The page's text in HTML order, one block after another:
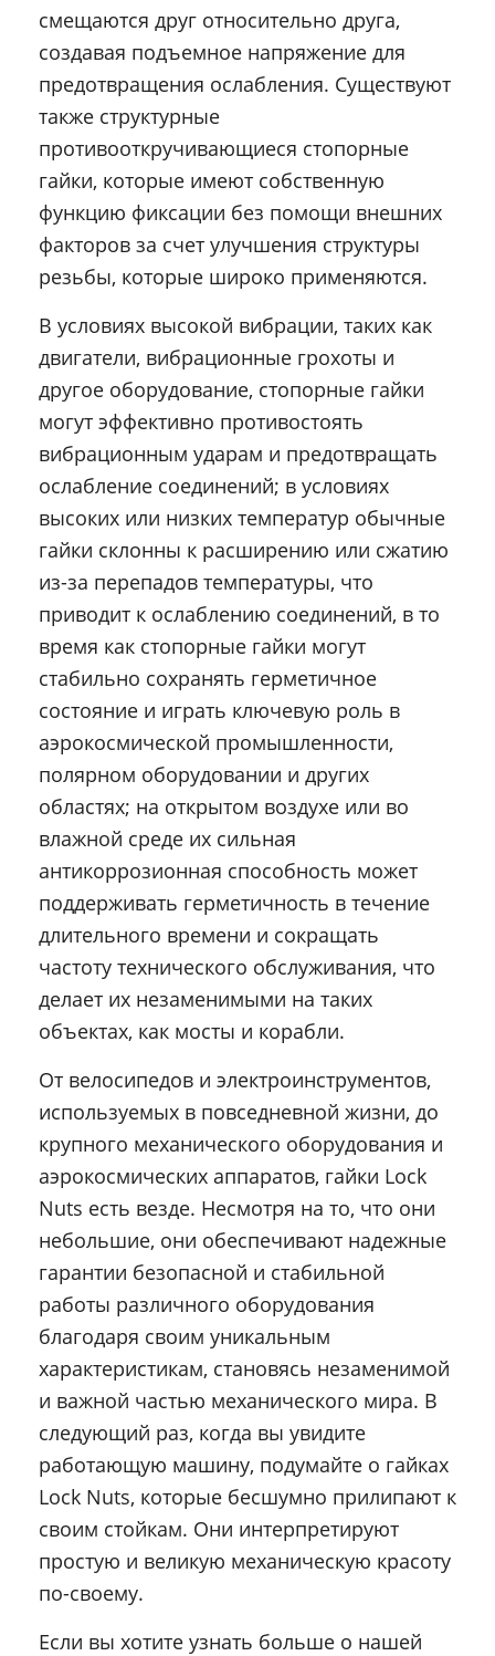
смещаются друг относительно друга,
создавая подъемное напряжение для
предотвращения ослабления. Существуют
также структурные
противооткручивающиеся стопорные
гайки, которые имеют собственную
функцию фиксации без помощи внешних
факторов за счет улучшения структуры
резьбы, которые широко применяются. ​
В условиях высокой вибрации, таких как
двигатели, вибрационные грохоты и
другое оборудование, стопорные гайки
могут эффективно противостоять
вибрационным ударам и предотвращать
ослабление соединений; в условиях
высоких или низких температур обычные
гайки склонны к расширению или сжатию
из-за перепадов температуры, что
приводит к ослаблению соединений, в то
время как стопорные гайки могут
стабильно сохранять герметичное
состояние и играть ключевую роль в
аэрокосмической промышленности,
полярном оборудовании и других
областях; на открытом воздухе или во
влажной среде их сильная
антикоррозионная способность может
поддерживать герметичность в течение
длительного времени и сокращать
частоту технического обслуживания, что
делает их незаменимыми на таких
объектах, как мосты и корабли.​
От велосипедов и электроинструментов,
используемых в повседневной жизни, до
крупного механического оборудования и
аэрокосмических аппаратов, гайки Lock
Nuts есть везде. Несмотря на то, что они
небольшие, они обеспечивают надежные
гарантии безопасной и стабильной
работы различного оборудования
благодаря своим уникальным
характеристикам, становясь незаменимой
и важной частью механического мира. В
следующий раз, когда вы увидите
работающую машину, подумайте о гайках
Lock Nuts, которые бесшумно прилипают к
своим стойкам. Они интерпретируют
простую и великую механическую красоту
по-своему.
Если вы хотите узнать больше о нашей